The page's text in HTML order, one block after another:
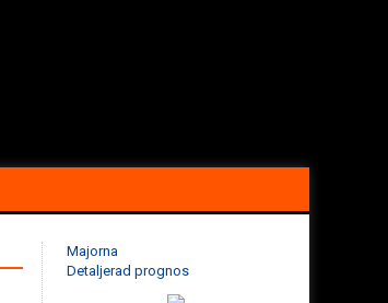
Majorna
Detaljerad prognos